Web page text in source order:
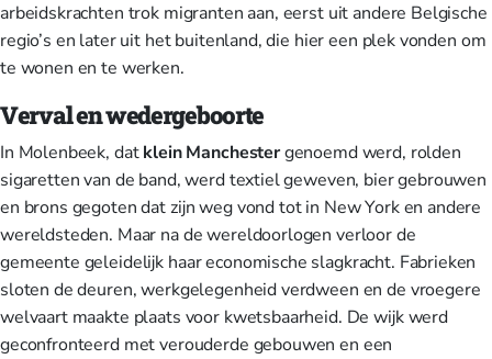
arbeidskrachten trok migranten aan, eerst uit andere Belgische
regio’s en later uit het buitenland, die hier een plek vonden om
te wonen en te werken.
Verval en wedergeboorte
In Molenbeek, datklein Manchestergenoemd werd, rolden
sigaretten van de band, werd textiel geweven, bier gebrouwen
en brons gegoten dat zijn weg vond tot in New York en andere
wereldsteden. Maar na de wereldoorlogen verloor de
gemeente geleidelijk haar economische slagkracht. Fabrieken
sloten de deuren, werkgelegenheid verdween en de vroegere
welvaart maakte plaats voor kwetsbaarheid. De wijk werd
geconfronteerd met verouderde gebouwen en een